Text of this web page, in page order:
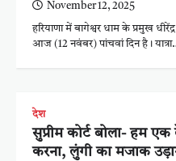
November 12, 2025
हरियाणा में बागेश्वर धाम के प्रमुख
आज (12 नवंबर) पांचवां दिन है।
देश
सुप्रीम कोर्ट बोला- हम
करना, लुंगी का मजाक